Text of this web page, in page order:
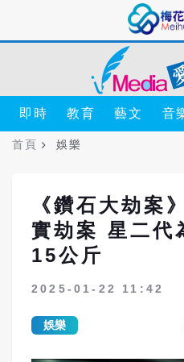
即時 教育 藝文 音
首頁 娛樂
《鑽石大劫案
實劫案 星二代
15公斤
2025-01-22 11:42
娛樂